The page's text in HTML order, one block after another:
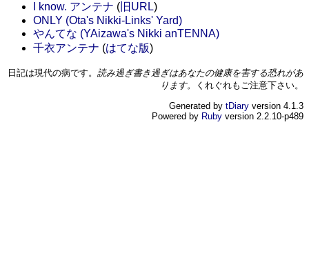
I know. アンテナ ( 旧URL)
ONLY (Ota's Nikki-Links' Yard)
やんてな (YAizawa's Nikki anTENNA)
千衣アンテナ (はてな版)
日記は現代の病です。 読み過ぎ書き過ぎはあなたの健康を害する恐れがあ
ります。
くれぐれもご注意下さい。
Generated by tDiary version 4.1.3
Powered by Ruby version 2.2.10-p489